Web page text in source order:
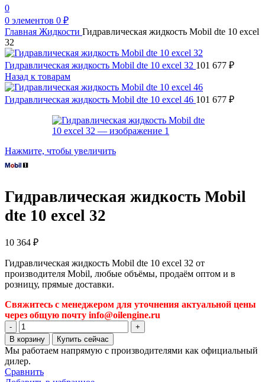
0
0 элементов 0 ₽
Главная Жидкости Гидравлическая жидкость Mobil dte 10 excel
32
Гидравлическая жидкость Mobil dte 10 excel 32 101 677 ₽
Назад к товарам
Гидравлическая жидкость Mobil dte 10 excel 46 101 677 ₽
Нажмите, чтобы увеличить
Гидравлическая жидкость Mobil
dte 10 excel 32
10 364 ₽
Гидравлическая жидкость Mobil dte 10 excel 32 от
производителя Mobil, любые объёмы, продаём оптом и в
розницу, прямые доставки.
Свяжитесь с менеджером для уточнения актуальной цены
через общую почту info@oilengine.ru
Количество
товара
Гидравлическая
жидкость
Mobil
dte
В корзину Купить сейчас
Мы работаем напрямую с производителями как официальный
дилер.
Сравнить